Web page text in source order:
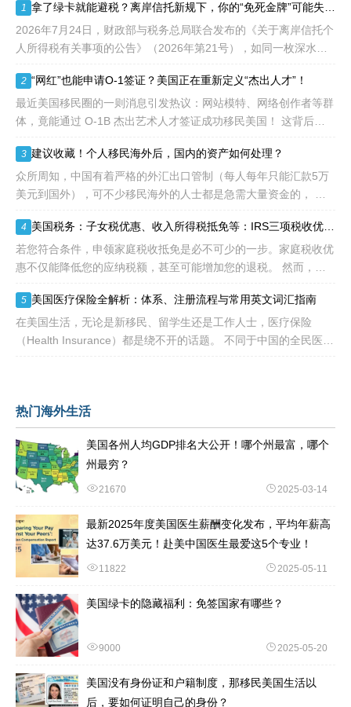
签证，都会用于满足"优
先"移民类别的申请。EB1A
不需要雇主支持、不用办理
等的限制，所以也愈来愈受
到中国杰出人才的青睐。
1
2026年7月24日，财政部与税务总局联合发布的《关于离岸信托个
人所得税有关事项的公告》（2026年第21号），如同一枚深水炸
家税务总局配套发
2 “网红”也能申请O-1签证？美国正在重新定义“杰出人才”！
最近美国移民圈的一则消息引发热议：网站模特、网络创作者等群
体，竟能通过 O-1B 杰出艺术人才签证成功移民美国！ 这背后不
构
3 建议收藏！个人移民海外后，国内的资产如何处理？
众所周知，中国有着严格的外汇出口管制（每人每年只能汇款5万
美元到国外），可不少移民海外的人士都是急需大量资金的， 包
随着近年来国
4
若您符合条件，申领家庭税收抵免是必不可少的一步。家庭税收优
惠不仅能降低您的应纳税额，甚至可能增加您的退税。 然而，您
变动，因为许
5 美国医疗保险全解析：体系、注册流程与常用英文词汇指南
在美国生活，无论是新移民、留学生还是工作人士，医疗保险
（Health Insurance）都是绕不开的话题。 不同于中国的全民医保
热门海外生活
美国各州人均GDP排名大公开！哪个州最富，哪个
州最穷？
21670 2025-03-14
最新2025年度美国医生薪酬变化发布，平均年薪高
达37.6万美元！赴美中国医生最爱这5个专业！
11822 2025-05-11
美国绿卡的隐藏福利：免签国家有哪些？
9000 2025-05-20
美国没有身份证和户籍制度，那移民美国生活以
后，要如何证明自己的身份？